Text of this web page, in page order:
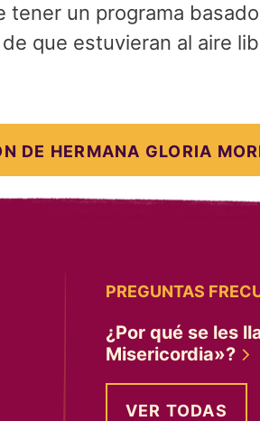
un programa
que estuvieran al aire
DE HERMANA GLORIA
PREGUNTAS
¿Por qué se les
Misericordia»?
VER TODAS